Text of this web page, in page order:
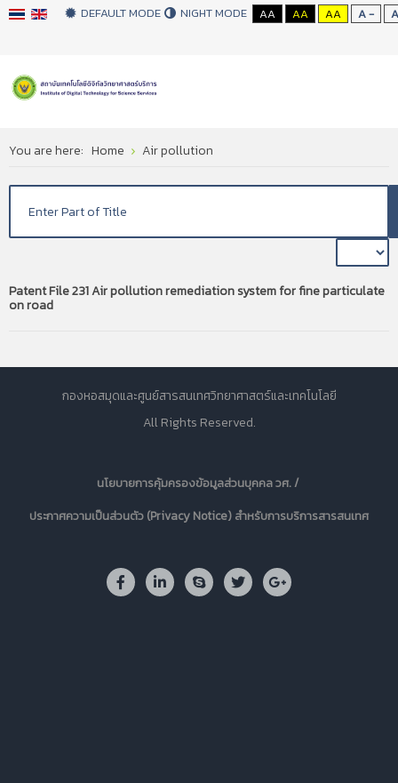
DEFAULT MODE NIGHT MODE AA AA AA A - A
You are here: Home Air pollution
Patent File 231 Air pollution remediation system for fine particulate
on road
กองหอสมุดและศูนย์สารสนเทศวิทยาศาสตร์และเทคโนโลยี
All Rights Reserved.
นโยบายการคุ้มครองข้อมูลส่วนบุคคล วศ. /
ประกาศความเป็นส่วนตัว (Privacy Notice) สำหรับการบริการสารสนเทศ